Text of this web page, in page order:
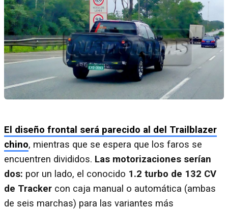
El diseño frontal será parecido al del Trailblazer
chino, mientras que se espera que los faros se
encuentren divididos. Las motorizaciones serían
dos: por un lado, el conocido 1.2 turbo de 132 CV
de Tracker con caja manual o automática (ambas
de seis marchas) para las variantes más